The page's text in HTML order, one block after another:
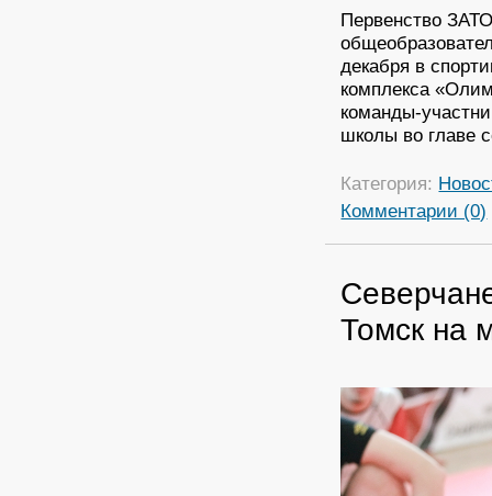
Первенство
декабря в
комплекса
команды-
школы во главе
Категория:
Комментарии (0)
Томск на